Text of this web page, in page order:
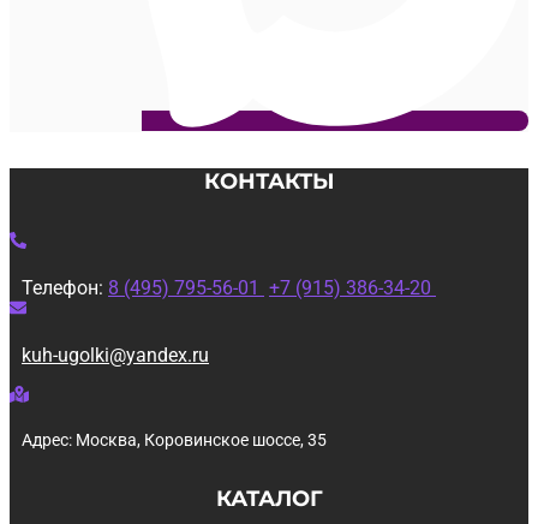
КОНТАКТЫ
Телефон: 8 (495) 795-56-01 +7 (915) 386-34-20
kuh-ugolki@yandex.ru
Адрес: Москва, Коровинское шоссе, 35
КАТАЛОГ